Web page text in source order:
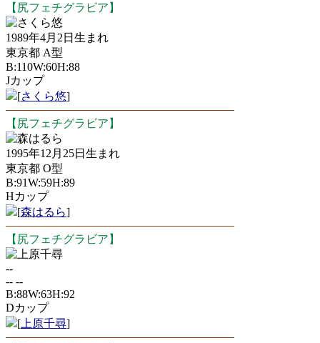
【尻フェチグラビア】
さくら悠
1989年4月2日生まれ
東京都 A型
B:110W:60H:88
Jカップ
[さくら悠]
【尻フェチグラビア】
森はるら
1995年12月25日生まれ
東京都 O型
B:91W:59H:89
Hカップ
[森はるら]
【尻フェチグラビア】
上原千尋
--
-- --
B:88W:63H:92
Dカップ
[ 上原千尋]